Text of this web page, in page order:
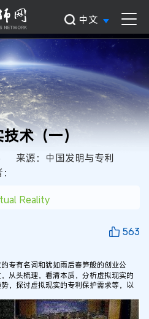
中文
术（一）
来源：中国发明与专利
Reality
563
有名词和犹如雨后春笋般的创业公
从头梳理，看清本质，分析虚拟现实的
，探讨虚拟现实的专利保护需求等，以